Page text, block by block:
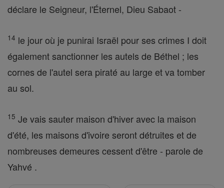
déclare le Seigneur, l'Éternel, Dieu Sabaot -
14 le jour où je punirai Israël pour ses crimes I doit
également sanctionner les autels de Béthel ; les
cornes de l'autel sera piraté au large et va tomber
au sol.
15 Je vais sauter maison d'hiver avec la maison
d'été, les maisons d'ivoire seront détruites et de
nombreuses demeures cessent d'être - parole de
Yahvé .